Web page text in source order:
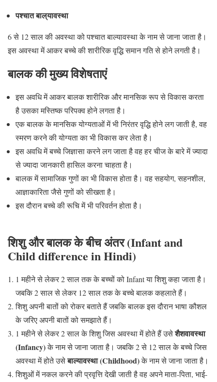
पश्चात बाल्यावस्था
6 से 12 साल की अवस्था को पश्चात बाल्यावस्था के नाम से जाना जाता है।
इस अवस्था में आकर बच्चे की शारीरिक वृद्धि समान गति से होने लगती है।
बालक की मुख्य विशेषताएं
इस अवधि में आकर बालक शारीरिक और मानसिक रूप से विकास करता
है उसका मस्तिष्क परिपक्व होने लगता है।
एक बालक के मानसिक योग्यताओं में भी निरंतर वृद्धि होने लग जाती है, वह
स्मरण करने की योग्यता का भी विकास कर लेता है।
इस अवधि में बच्चे जिज्ञासा करने लग जाता है वह हर चीज के बारे में ज्यादा
से ज्यादा जानकारी हासिल करना चाहता है।
बालक में सामाजिक गुणों का भी विकास होता है। वह सहयोग, सहनशील,
आज्ञाकारिता जैसे गुणों को सीखता है।
इस दौरान बच्चे की रूचि में भी परिवर्तन होता है।
शिशु और बालक के बीच अंतर (Infant and
Child difference in Hindi)
1 महीने से लेकर 2 साल तक के बच्चों को Infant या शिशु कहा जाता है।
जबकि 2 साल से लेकर 12 साल तक के बच्चे बालक कहलाते हैं।
शिशु अपनी बातों को रोकर बताते हैं जबकि बालक इस दौरान भाषा कौशल
के जरिए अपनी बातों को समझाते हैं।
1 महीने से लेकर 2 साल के शिशु जिस अवस्था में होते हैं उसेशैशवावस्था
(Infancy)के नाम से जाना जाता है। जबकि 2 से 12 साल के बच्चे जिस
अवस्था में होते उसेबाल्यावस्था (Childhood)के नाम से जाना जाता है।
शिशुओं में नकल करने की प्रवृत्ति देखी जाती है वह अपने माता-पिता, भाई-